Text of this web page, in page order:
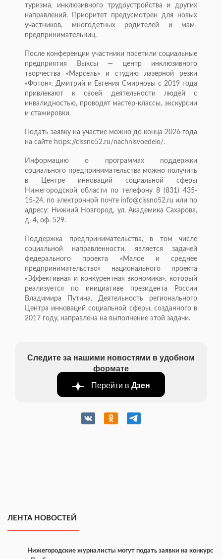
туризма, инклюзивного трудоустройства и других
направлений. Приоритет предусмотрен для новых
участников, многодетных родителей и мам-
предпринимательниц.
После конференции участники посетили социальные
предприятия Выксы — центр инклюзивного
творчества «Марсель» и студию лазерной резки
«Фотон». Дмитрий и Евгения Смирновы с 2019 года
привлекают к своей деятельности людей с
инвалидностью, проводят мастер-классы, экскурсии
и стажировки.
Подать заявку на участие можно до конца 2026 года
на сайте https://cissno52.ru/nachnisvoedelo/.
Информацию о программах поддержки
социального предпринимательства можно получить
в Центре инноваций социальной сферы
Нижегородской области по телефону 8 (831) 435-
15-24, по электронной почте info@cissno52.ru или по
адресу: Нижний Новгород, ул. Академика Сахарова,
д. 4, оф. 529.
Поддержка предпринимательства, в том числе
социальной направленности, является задачей
федерального проекта «Малое и среднее
предпринимательство» национального проекта
«Эффективная и конкурентная экономика», который
реализуется по инициативе президента России
Владимира Путина. Деятельность регионального
Центра инноваций социальной сферы, созданного в
2017 году, направлена на выполнение этой задачи.
Следите за нашими новостями в удобном
формате
Перейти в Дзен
ЛЕНТА НОВОСТЕЙ
Нижегородские журналисты могут подать заявки на конкурс